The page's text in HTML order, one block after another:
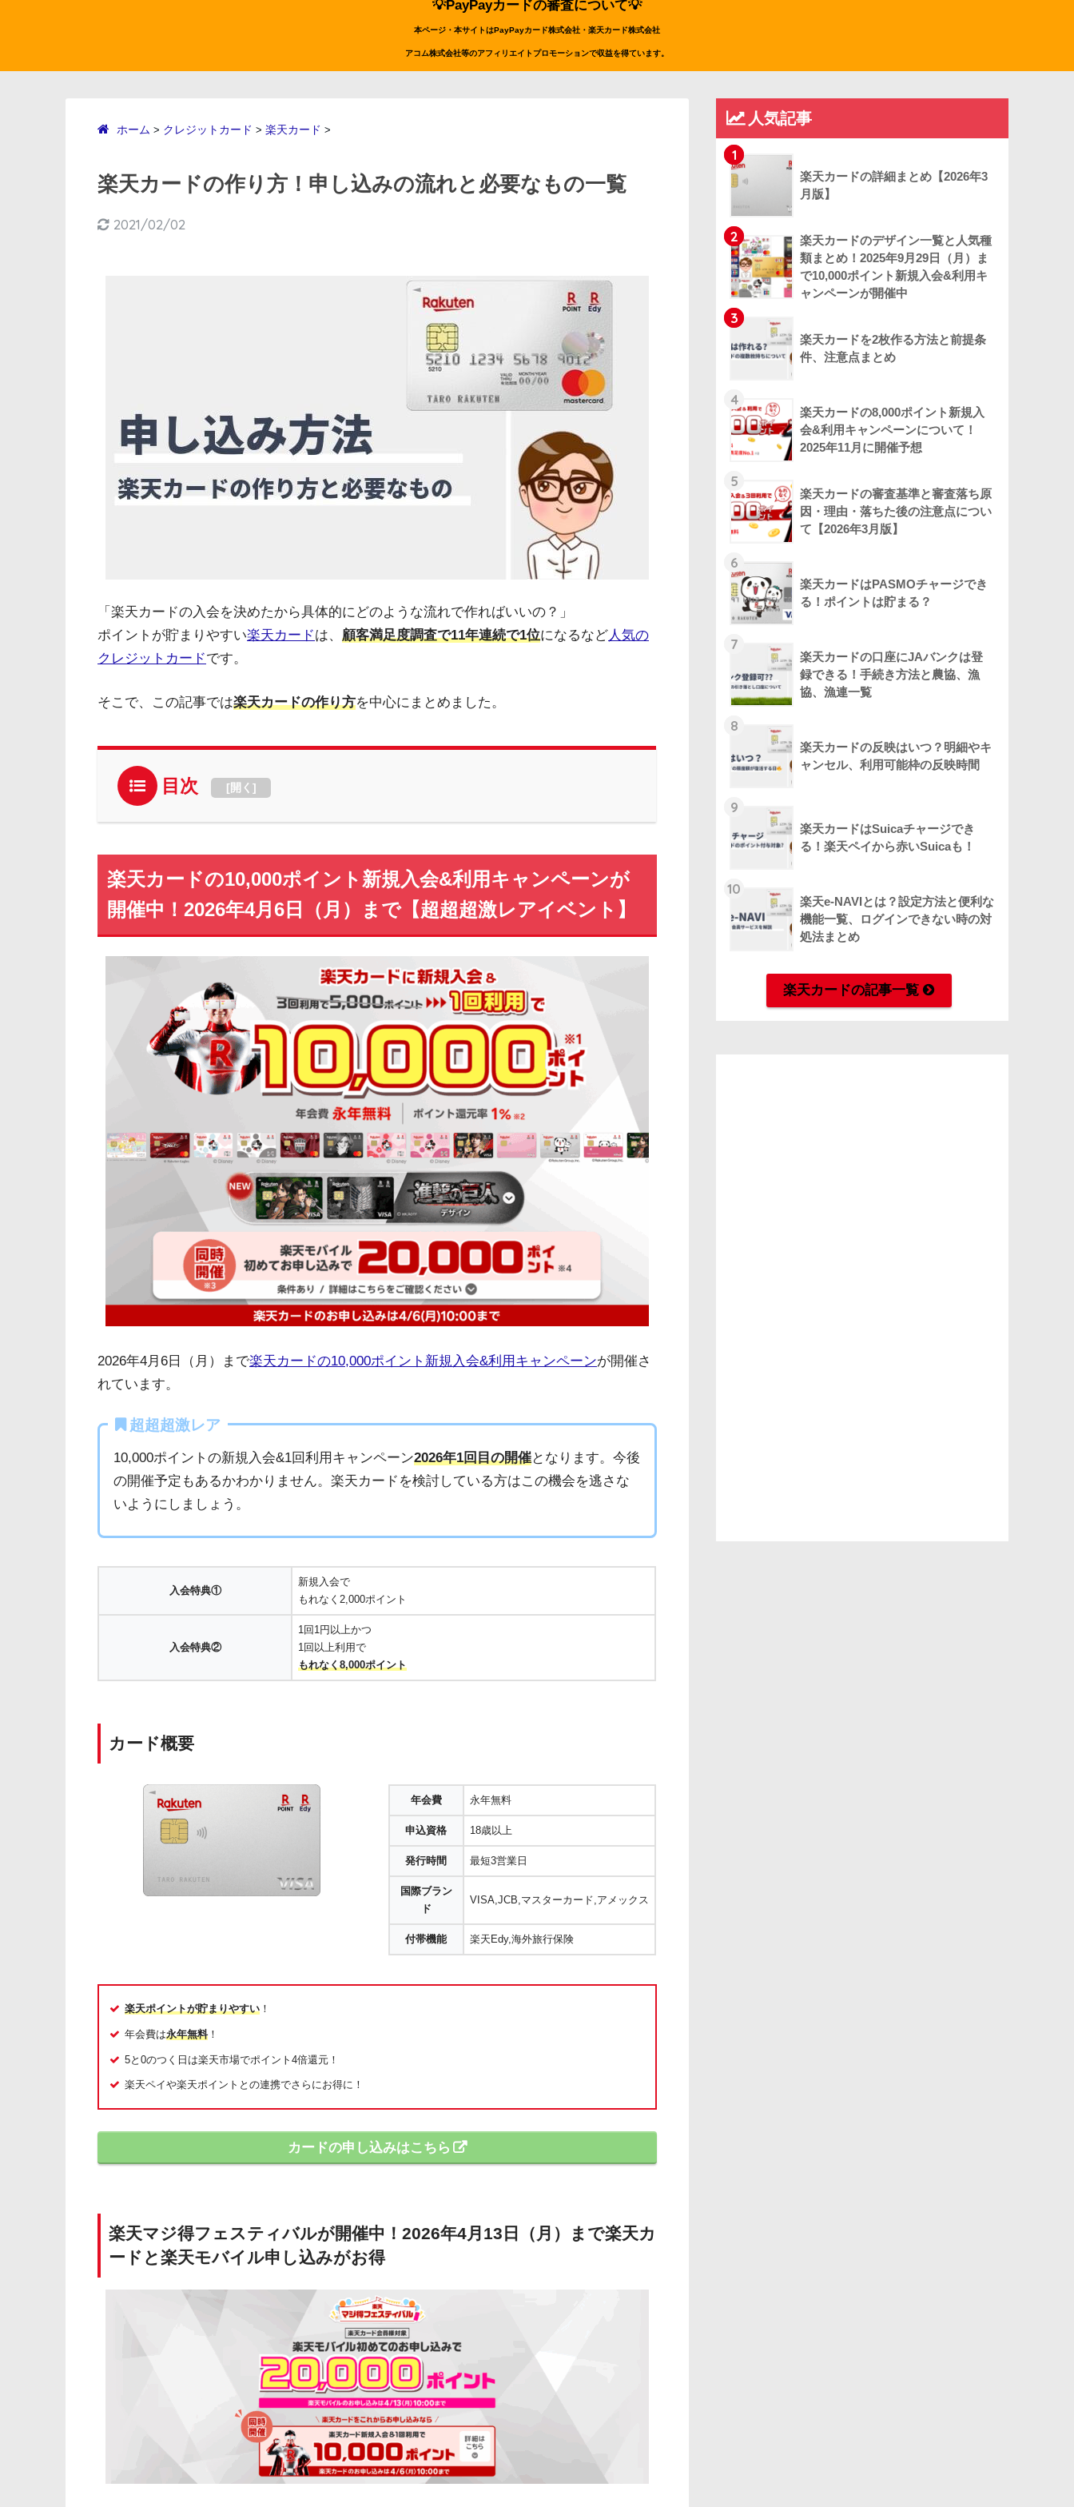
💡PayPayカードの審査について💡
本ページ・本サイトはPayPayカード株式会社・楽天カード株式会社
アコム株式会社等のアフィリエイトプロモーションで収益を得ています。
ホーム > クレジットカード > 楽天カード >
楽天カードの作り方！申し込みの流れと必要なもの一覧
2021/02/02
「楽天カードの入会を決めたから具体的にどのような流れで作ればいいの？」
ポイントが貯まりやすい楽天カードは、 顧客満足度調査で11年連続で1位になるなど人気の
クレジットカードです。
そこで、この記事では楽天カードの作り方を中心にまとめました。
目次 [開く ]
楽天カードの10,000ポイント新規入会&利用キャンペーンが
開催中！2026年4月6日（月）まで【超超超激レアイベント】
2026年4月6日（月）まで楽天カードの10,000ポイント新規入会&利用キャンペーンが開催さ
れています。
超超超激レア
10,000ポイントの新規入会&1回利用キャンペーン2026年1回目の開催となります。今後
の開催予定もあるかわかりません。楽天カードを検討している方はこの機会を逃さな
いようにしましょう。
入会特典①
新規入会で
もれなく2,000ポイント
入会特典②
1回1円以上かつ
1回以上利用で
もれなく8,000ポイント
カード概要
年会費 永年無料
申込資格 18歳以上
発行時間 最短3営業日
国際ブラン
ド
VISA,JCB,マスターカード,アメックス
付帯機能 楽天Edy,海外旅行保険
楽天ポイントが貯まりやすい ！
年会費は永年無料！
5と0のつく日は楽天市場でポイント4倍還元！
楽天ペイや楽天ポイントとの連携でさらにお得に！
カードの申し込みはこちら
楽天マジ得フェスティバルが開催中！2026年4月13日（月）まで楽天カ
ードと楽天モバイル申し込みがお得
人気記事
1
楽天カードの詳細まとめ【2026年3
月版】
2
楽天カードのデザイン一覧と人気種
類まとめ！2025年9月29日（月）ま
で10,000ポイント新規入会&利用キ
ャンペーンが開催中
3
楽天カードを2枚作る方法と前提条
件、注意点まとめ
4
楽天カードの8,000ポイント新規入
会&利用キャンペーンについて！
2025年11月に開催予想
5
楽天カードの審査基準と審査落ち原
因・理由・落ちた後の注意点につい
て【2026年3月版】
6
楽天カードはPASMOチャージでき
る！ポイントは貯まる？
7
楽天カードの口座にJAバンクは登
録できる！手続き方法と農協、漁
協、漁連一覧
8
楽天カードの反映はいつ？明細やキ
ャンセル、利用可能枠の反映時間
9
楽天カードはSuicaチャージでき
る！楽天ペイから赤いSuicaも！
10
楽天e-NAVIとは？設定方法と便利な
機能一覧、ログインできない時の対
処法まとめ
楽天カードの記事一覧